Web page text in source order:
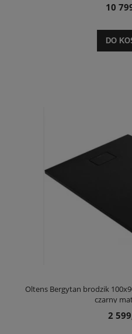
10
DO
Oltens Bergytan brodzik
czarny
2